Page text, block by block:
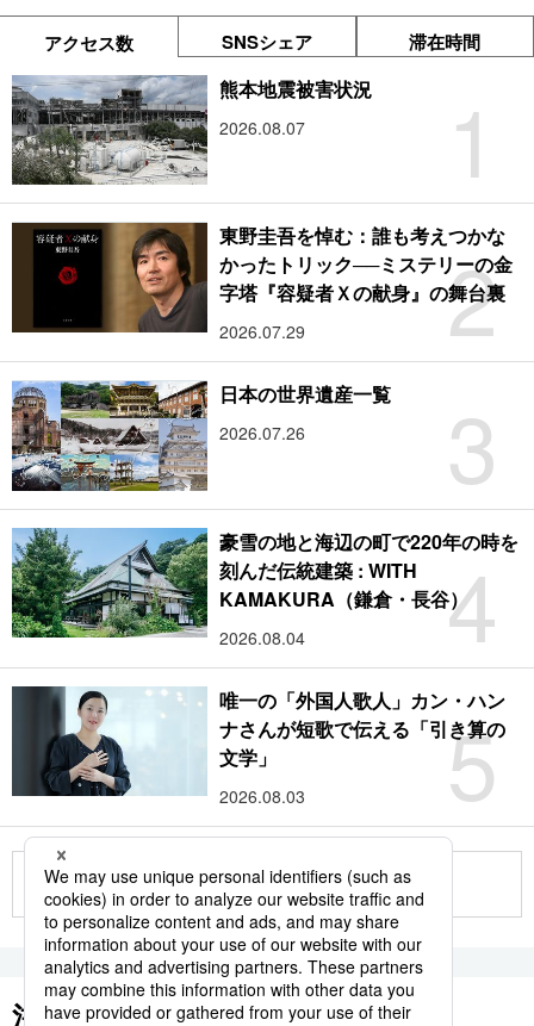
アクセス数 SNSシェア 滞在時間
1
熊本地震被害状況
2026.08.07
2
東野圭吾を悼む：誰も考えつかな
かったトリック──ミステリーの金
字塔『容疑者Ｘの献身』の舞台裏
2026.07.29
3
日本の世界遺産一覧
2026.07.26
4
豪雪の地と海辺の町で220年の時を
刻んだ伝統建築 : WITH
KAMAKURA（鎌倉・長谷）
2026.08.04
5
唯一の「外国人歌人」カン・ハン
ナさんが短歌で伝える「引き算の
文学」
2026.08.03
もっと見る
注目のキーワード